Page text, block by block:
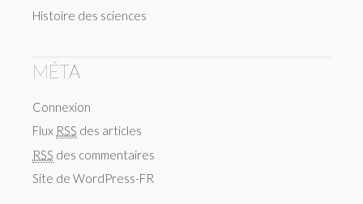
Histoire des sciences
MÉTA
Connexion
Flux RSS des articles
RSS des commentaires
Site de WordPress-FR